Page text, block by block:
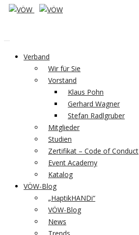
Verband
Wir für Sie
Vorstand
Klaus Pohn
Gerhard Wagner
Stefan Radlgruber
Mitglieder
Studien
Zertifikat – Code of Conduct
Event Academy
Katalog
VÖW-Blog
„HaptikHANDi“
VÖW-Blog
News